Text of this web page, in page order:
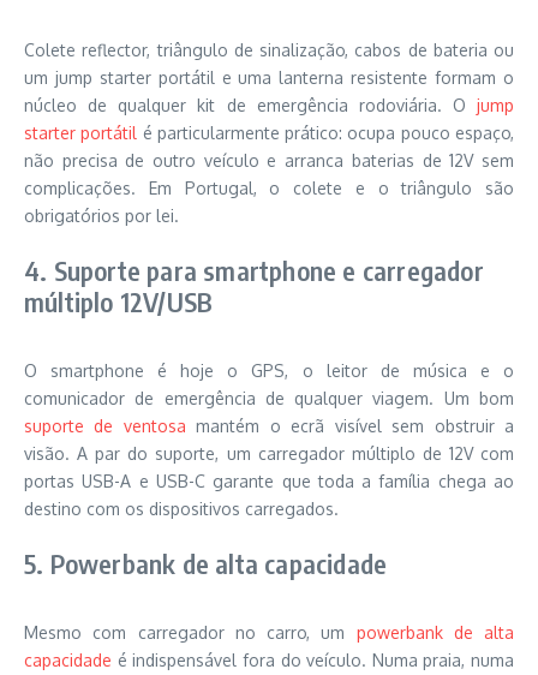
Colete reflector, triângulo de sinalização, cabos de bateria ou
um jump starter portátil e uma lanterna resistente formam o
núcleo de qualquer kit de emergência rodoviária. O jump
starter portátil é particularmente prático: ocupa pouco espaço,
não precisa de outro veículo e arranca baterias de 12V sem
complicações. Em Portugal, o colete e o triângulo são
obrigatórios por lei.
4. Suporte para smartphone e carregador
múltiplo 12V/USB
O smartphone é hoje o GPS, o leitor de música e o
comunicador de emergência de qualquer viagem. Um bom
suporte de ventosa mantém o ecrã visível sem obstruir a
visão. A par do suporte, um carregador múltiplo de 12V com
portas USB-A e USB-C garante que toda a família chega ao
destino com os dispositivos carregados.
5. Powerbank de alta capacidade
Mesmo com carregador no carro, um powerbank de alta
capacidade é indispensável fora do veículo. Numa praia, numa